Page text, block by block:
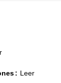
Leer